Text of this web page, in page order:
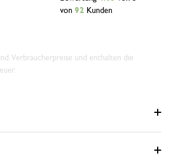
von 92 Kunden
Verbraucherpreise und enthalten die